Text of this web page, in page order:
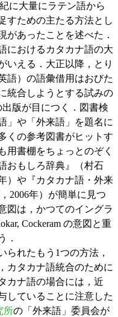
に大量にラテン語から
すための主たる方法とし
があったことを述べた．
におけるカタカナ語の大
いえる．大正以降，とり
語）の語彙借用はおびた
統合しようとする試みの
版が目につく．図書検
」や「外来語」を題名に
くの参考図書がヒットす
用書棚をちょっとのぞく
おもしろ辞典』（村石
）や『カタカナ語・外来
2006年）が簡単に見つ
図は，かつてのイングラ
Cockeram の意図と重
．
れたもう1つの方法，
カタカナ語統合のために
カナ語の場合には，近
していることに注意した
所の「外来語」委員会が